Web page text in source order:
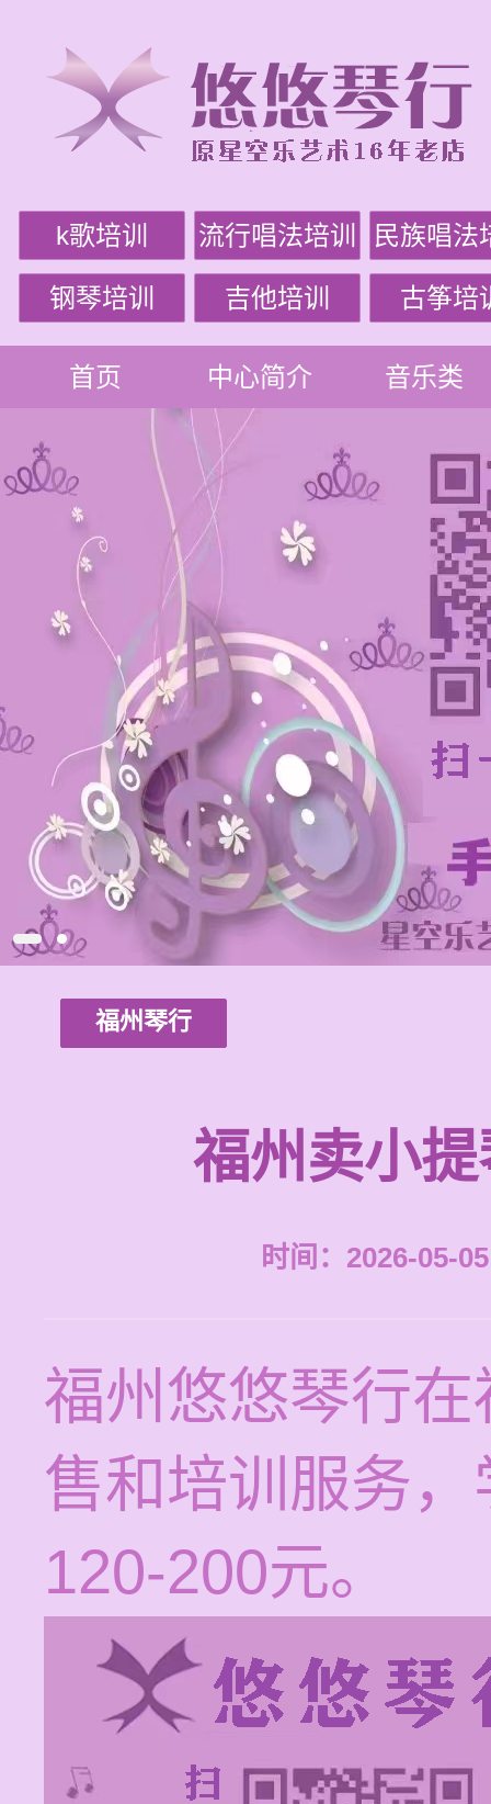
k歌培训 流行唱法培训 民族唱法
钢琴培训 吉他培训 古筝培
首页 中心简介 音乐类
福州琴行
福州卖小
时间：2026-05-
福州悠悠琴行
售和培训服务
120-200元。